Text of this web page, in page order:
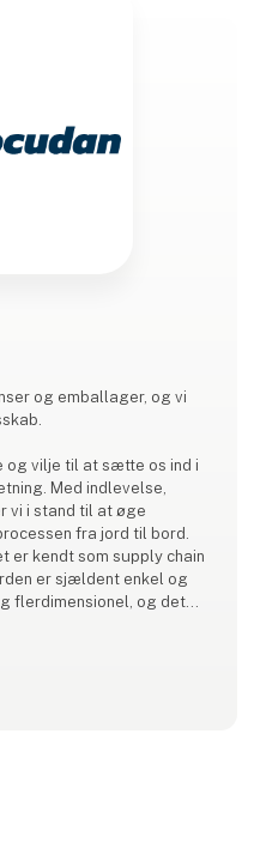
og emballager, og vi
og vilje til at sætte os ind i
Med indlevelse,
vi i stand til at øge
fra jord til bord.
er kendt som supply chain
er sjældent enkel og
flerdimensionel, og det